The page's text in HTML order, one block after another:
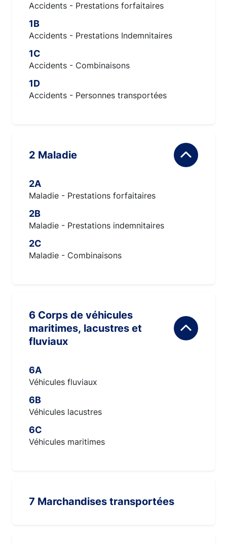
Accidents - Prestations forfaitaires
1B
Accidents - Prestations Indemnitaires
1C
Accidents - Combinaisons
1D
Accidents - Personnes transportées
2 Maladie
2A
Maladie - Prestations forfaitaires
2B
Maladie - Prestations indemnitaires
2C
Maladie - Combinaisons
6 Corps de véhicules
maritimes, lacustres et
fluviaux
6A
Véhicules fluviaux
6B
Véhicules lacustres
6C
Véhicules maritimes
7 Marchandises transportées